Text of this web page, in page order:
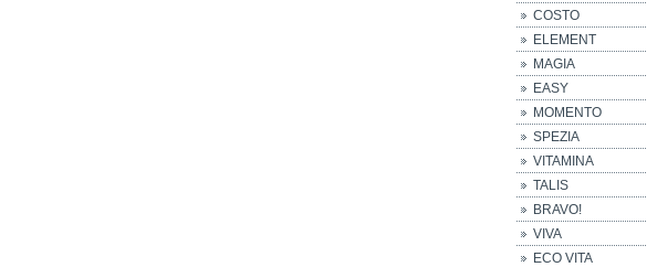
COSTO
ELEMENT
MAGIA
EASY
MOMENTO
SPEZIA
VITAMINA
TALIS
BRAVO!
VIVA
ECO VITA